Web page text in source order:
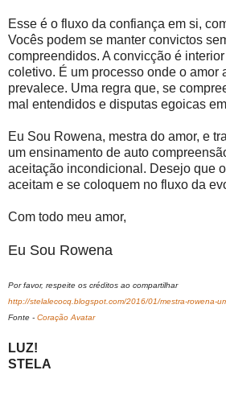
Esse é o fluxo da confiança em si,
Vocês podem se manter convictos
compreendidos. A convicção é
coletivo. É um processo onde o amor
prevalece. Uma regra que, se
mal entendidos e disputas egoicas
Eu Sou Rowena, mestra do amor, e
um ensinamento de auto
aceitação incondicional. Desejo que
aceitam e se coloquem no fluxo da
Com todo meu amor,
Eu Sou Rowena
Por favor, respeite os créditos ao compartilhar
http://stelalecocq.blogspot.com/2016/01/mestra-rowena-
Fonte - Coração Avatar
LUZ!
STELA